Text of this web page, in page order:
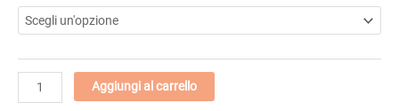
Cintino
per
Aggiungi al carrello